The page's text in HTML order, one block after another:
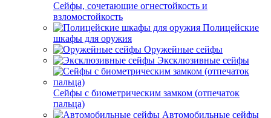
Сейфы, сочетающие огнестойкость и
взломостойкость
Полицейские
шкафы для оружия
Оружейные сейфы
Эксклюзивные сейфы
Сейфы с биометрическим замком (отпечаток
пальца)
Автомобильные сейфы